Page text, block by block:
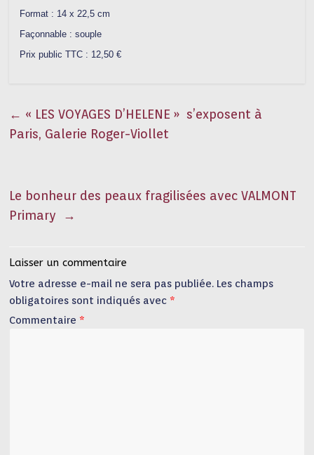
Format : 14 x 22,5 cm
Façonnable : souple
Prix public TTC : 12,50 €
← « LES VOYAGES D’HELENE » s’exposent à
Paris, Galerie Roger-Viollet
Le bonheur des peaux fragilisées avec VALMONT
Primary
→
Laisser un commentaire
Votre adresse e-mail ne sera pas publiée. Les champs
obligatoires sont indiqués avec *
Commentaire *